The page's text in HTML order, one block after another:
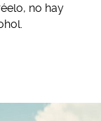
no hay